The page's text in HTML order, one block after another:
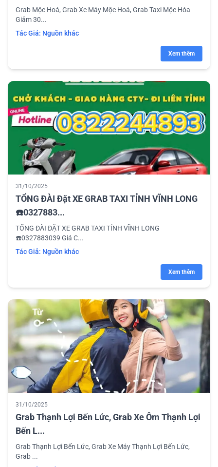
Grab Mộc Hoá, Grab Xe Máy Mộc Hoá, Grab Taxi Mộc Hóa
Giảm 30...
Tác Giả: Nguồn khác
Xem thêm
31/10/2025
TỔNG ĐÀI Đặt XE GRAB TAXI TỈNH VĨNH LONG
☎️0327883...
TỔNG ĐÀI ĐẶT XE GRAB TAXI TỈNH VĨNH LONG
☎️0327883039 Giá C...
Tác Giả: Nguồn khác
Xem thêm
31/10/2025
Grab Thạnh Lợi Bến Lức, Grab Xe Ôm Thạnh Lợi
Bến L...
Grab Thạnh Lợi Bến Lức, Grab Xe Máy Thạnh Lợi Bến Lức,
Grab ...